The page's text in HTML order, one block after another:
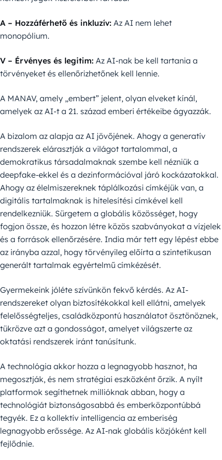
A – Hozzáférhető és inkluzív: Az AI nem lehet
monopólium.
V – Érvényes és legitim: Az AI-nak be kell tartania a
törvényeket és ellenőrizhetőnek kell lennie.
A MANAV, amely „embert” jelent, olyan elveket kínál,
amelyek az AI-t a 21. század emberi értékeibe ágyazzák.
A bizalom az alapja az AI jövőjének. Ahogy a generatív
rendszerek elárasztják a világot tartalommal, a
demokratikus társadalmaknak szembe kell nézniük a
deepfake-ekkel és a dezinformációval járó kockázatokkal.
Ahogy az élelmiszereknek táplálkozási címkéjük van, a
digitális tartalmaknak is hitelesítési címkével kell
rendelkezniük. Sürgetem a globális közösséget, hogy
fogjon össze, és hozzon létre közös szabványokat a vízjelek
és a források ellenőrzésére. India már tett egy lépést ebbe
az irányba azzal, hogy törvényileg előírta a szintetikusan
generált tartalmak egyértelmű címkézését.
Gyermekeink jóléte szívünkön fekvő kérdés. Az AI-
rendszereket olyan biztosítékokkal kell ellátni, amelyek
felelősségteljes, családközpontú használatot ösztönöznek,
tükrözve azt a gondosságot, amelyet világszerte az
oktatási rendszerek iránt tanúsítunk.
A technológia akkor hozza a legnagyobb hasznot, ha
megosztják, és nem stratégiai eszközként őrzik. A nyílt
platformok segíthetnek millióknak abban, hogy a
technológiát biztonságosabbá és emberközpontúbbá
tegyék. Ez a kollektív intelligencia az emberiség
legnagyobb erőssége. Az AI-nak globális közjóként kell
fejlődnie.